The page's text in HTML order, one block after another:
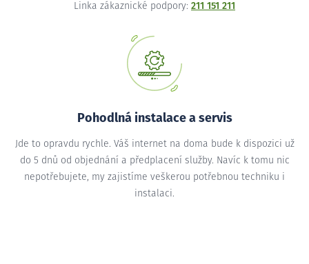
Linka zákaznické podpory: 211 151 211
Pohodlná instalace a servis
Jde to opravdu rychle. Váš internet na doma bude k dispozici už
do 5 dnů od objednání a předplacení služby. Navíc k tomu nic
nepotřebujete, my zajistíme veškerou potřebnou techniku i
instalaci.